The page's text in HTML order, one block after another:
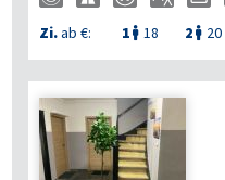
Zi.ab €: 1  18 2  20